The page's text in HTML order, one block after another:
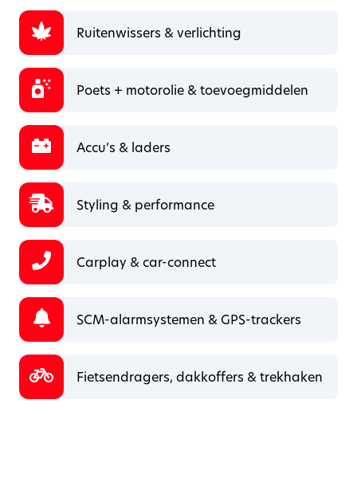
Ruitenwissers & verlichting
Poets + motorolie & toevoegmiddelen
Accu’s & laders
Styling & performance
Carplay & car-connect
SCM-alarmsystemen & GPS-trackers
Fietsendragers, dakkoffers & trekhaken